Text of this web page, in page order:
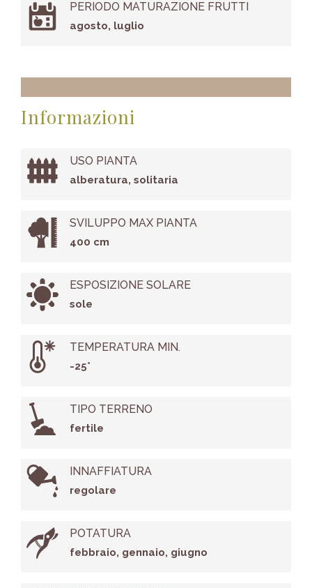
PERIODO MATURAZIONE FRUTTI
agosto, luglio
Informazioni
USO PIANTA
alberatura, solitaria
SVILUPPO MAX PIANTA
400 cm
ESPOSIZIONE SOLARE
sole
TEMPERATURA MIN.
-25°
TIPO TERRENO
fertile
INNAFFIATURA
regolare
POTATURA
febbraio, gennaio, giugno